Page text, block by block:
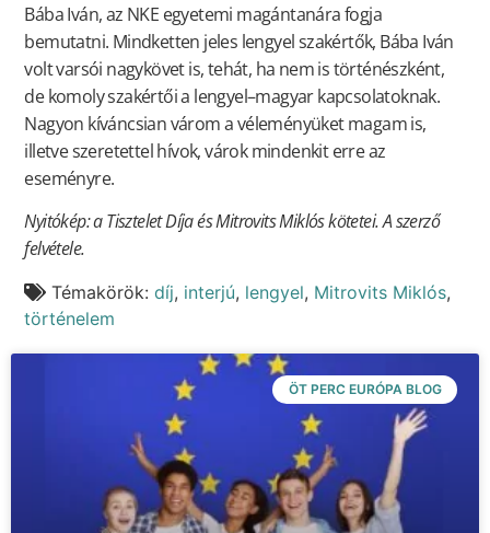
Bába Iván, az NKE egyetemi magántanára fogja
bemutatni. Mindketten jeles lengyel szakértők, Bába Iván
volt varsói nagykövet is, tehát, ha nem is történészként,
de komoly szakértői a lengyel–magyar kapcsolatoknak.
Nagyon kíváncsian várom a véleményüket magam is,
illetve szeretettel hívok, várok mindenkit erre az
eseményre.
Nyitókép: a Tisztelet Díja és Mitrovits Miklós kötetei. A szerző
felvétele.
Témakörök:díj, interjú, lengyel, Mitrovits Miklós,
történelem
ÖT PERC EURÓPA BLOG